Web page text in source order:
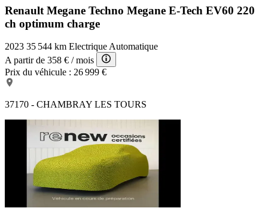
Renault Megane Techno Megane E-Tech EV60 220
ch optimum charge
2023 35 544 km Electrique Automatique
A partir de 358 € / mois
Prix du véhicule : 26 999 €
37170 - CHAMBRAY LES TOURS